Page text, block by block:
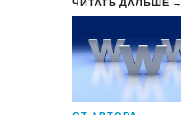
ЧИТАТЬ ДАЛЬШЕ →